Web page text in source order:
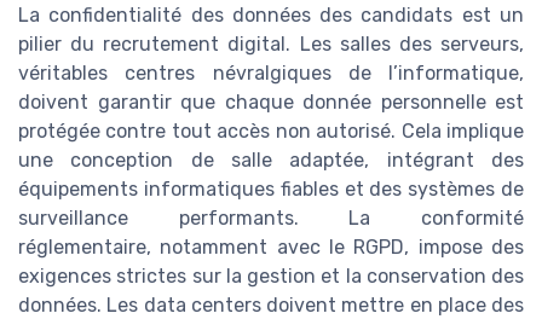
La confidentialité des données des candidats est un
pilier du recrutement digital. Les salles des serveurs,
véritables centres névralgiques de l’informatique,
doivent garantir que chaque donnée personnelle est
protégée contre tout accès non autorisé. Cela implique
une conception de salle adaptée, intégrant des
équipements informatiques fiables et des systèmes de
surveillance performants. La conformité
réglementaire, notamment avec le RGPD, impose des
exigences strictes sur la gestion et la conservation des
données. Les data centers doivent mettre en place des